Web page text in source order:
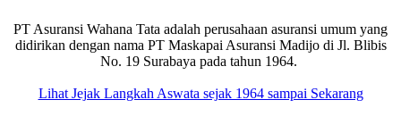
PT Asuransi Wahana Tata adalah perusahaan asuransi umum yang
didirikan dengan nama PT Maskapai Asuransi Madijo di Jl. Blibis
No. 19 Surabaya pada tahun 1964.
Lihat Jejak Langkah Aswata sejak 1964 sampai Sekarang